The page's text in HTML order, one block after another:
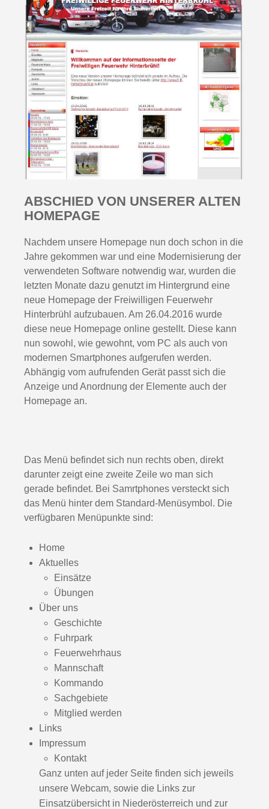
ABSCHIED VON UNSERER ALTEN
HOMEPAGE
Nachdem unsere Homepage nun doch schon in die
Jahre gekommen war und eine Modernisierung der
verwendeten Software notwendig war, wurden die
letzten Monate dazu genutzt im Hintergrund eine
neue Homepage der Freiwilligen Feuerwehr
Hinterbrühl aufzubauen. Am 26.04.2016 wurde
diese neue Homepage online gestellt. Diese kann
nun sowohl, wie gewohnt, vom PC als auch von
modernen Smartphones aufgerufen werden.
Abhängig vom aufrufenden Gerät passt sich die
Anzeige und Anordnung der Elemente auch der
Homepage an.
Das Menü befindet sich nun rechts oben, direkt
darunter zeigt eine zweite Zeile wo man sich
gerade befindet. Bei Samrtphones versteckt sich
das Menü hinter dem Standard-Menüsymbol. Die
verfügbaren Menüpunkte sind:
Home
Aktuelles
Einsätze
Übungen
Über uns
Geschichte
Fuhrpark
Feuerwehrhaus
Mannschaft
Kommando
Sachgebiete
Mitglied werden
Links
Impressum
Kontakt
Ganz unten auf jeder Seite finden sich jeweils
unsere Webcam, sowie die Links zur
Einsatzübersicht in Niederösterreich und zur